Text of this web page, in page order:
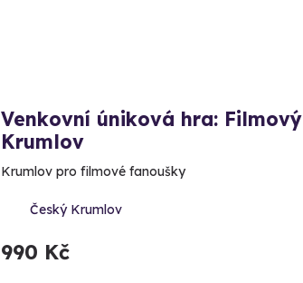
Venkovní úniková hra: Filmový
Krumlov
Krumlov pro filmové fanoušky
Český Krumlov
990 Kč